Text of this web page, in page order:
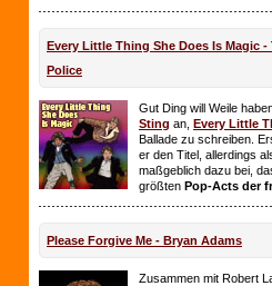
Every Little Thing She Does Is Magic -
Police
Gut Ding will Weile
Sting an, Every Little
Ballade zu schreiben.
er den Titel, allerdings
maßgeblich dazu bei,
größten Pop-Acts der
Please Forgive Me - Bryan Adams
Zusammen mit Robert